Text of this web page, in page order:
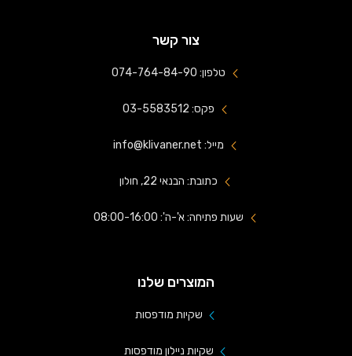
צור קשר
טלפון: 074-764-84-90
פקס: 03-5583512
מייל: info@klivaner.net
כתובת: הבנאי 22, חולון
שעות פתיחה: א'-ה': 08:00-16:00
המוצרים שלנו
שקיות מודפסות
שקיות ניילון מודפסות